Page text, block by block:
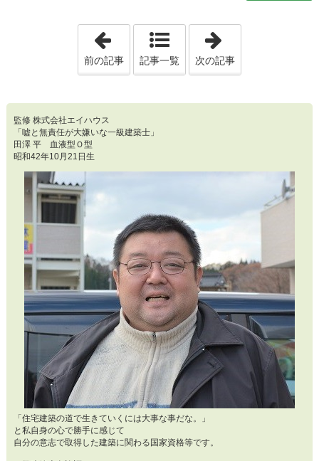
「第3043回 実際にはいませんが、今の
前の記事 記事一覧 次の記事
監修 株式会社エイハウス
「嘘と無責任が大嫌いな一級建築士」
田澤 平 血液型Ｏ型
昭和42年10月21日生
「住宅建築の道で生きていくには大事な事だな。」
と私自身の心で勝手に感じて
自分の意志で取得した建築に関わる国家資格等です。